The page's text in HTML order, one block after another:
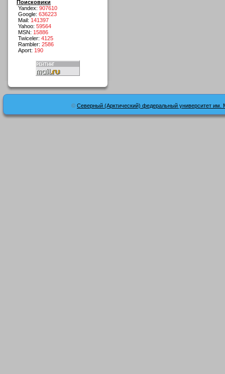
Поисковики
Yandex: 907610
Google: 636223
Mail: 141397
Yahoo: 59564
MSN: 15886
Twiceler: 4125
Rambler: 2586
Aport: 190
© Северный (Арктический) федеральный университет